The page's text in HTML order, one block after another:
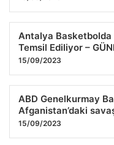
Antalya
Temsil Ediliyor –
15/09/2023
ABD Genelkurmay
Afganistan’daki
15/09/2023